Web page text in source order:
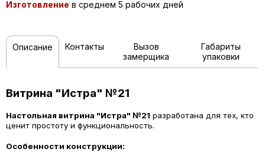
Изготовление в среднем 5 рабочих дней
Описание Контакты
Вызов
замерщика
Габариты
упаковки
Витрина "Истра" №21
Настольная витрина "Истра" №21 разработана для тех, кто
ценит простоту и функциональность.
Особенности конструкции: